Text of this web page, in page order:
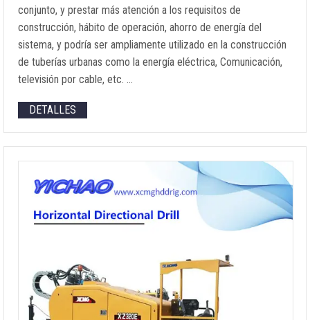
conjunto, y prestar más atención a los requisitos de
construcción, hábito de operación, ahorro de energía del
sistema, y podría ser ampliamente utilizado en la construcción
de tuberías urbanas como la energía eléctrica, Comunicación,
televisión por cable, etc. …
DETALLES